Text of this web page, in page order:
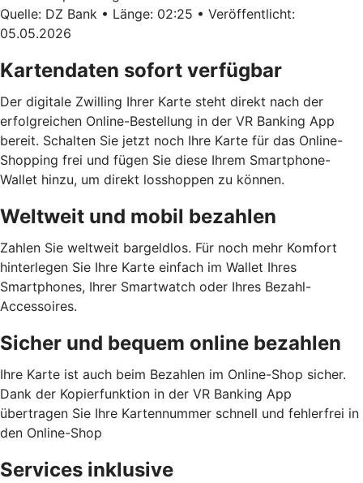
Quelle: DZ Bank • Länge: 02:25 • Veröffentlicht:
05.05.2026
Kartendaten sofort verfügbar
Der digitale Zwilling Ihrer Karte steht direkt nach der
erfolgreichen Online-Bestellung in der VR Banking App
bereit. Schalten Sie jetzt noch Ihre Karte für das Online-
Shopping frei und fügen Sie diese Ihrem Smartphone-
Wallet hinzu, um direkt losshoppen zu können.
Weltweit und mobil bezahlen
Zahlen Sie weltweit bargeldlos. Für noch mehr Komfort
hinterlegen Sie Ihre Karte einfach im Wallet Ihres
Smartphones, Ihrer Smartwatch oder Ihres Bezahl-
Accessoires.
Sicher und bequem online bezahlen
Ihre Karte ist auch beim Bezahlen im Online-Shop sicher.
Dank der Kopierfunktion in der VR Banking App
übertragen Sie Ihre Kartennummer schnell und fehlerfrei in
den Online-Shop
Services inklusive